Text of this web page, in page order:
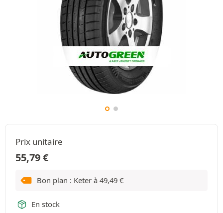
Prix unitaire
55,79€
Bon plan : Keter à 49,49 €
En stock